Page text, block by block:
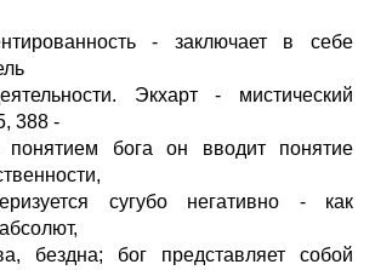
- заключает в себе
Экхарт - мистический
388 -
бога он вводит понятие
сугубо негативно - как
бездна; бог представляет собой